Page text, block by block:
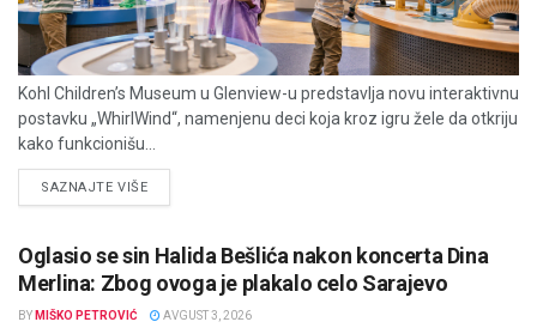
Kohl Children’s Museum u Glenview-u predstavlja novu interaktivnu
postavku „WhirlWind“, namenjenu deci koja kroz igru žele da otkriju
kako funkcionišu...
SAZNAJTE VIŠEDETAILS
Oglasio se sin Halida Bešlića nakon koncerta Dina
Merlina: Zbog ovoga je plakalo celo Sarajevo
BY MIŠKO PETROVIĆ AVGUST 3, 2026